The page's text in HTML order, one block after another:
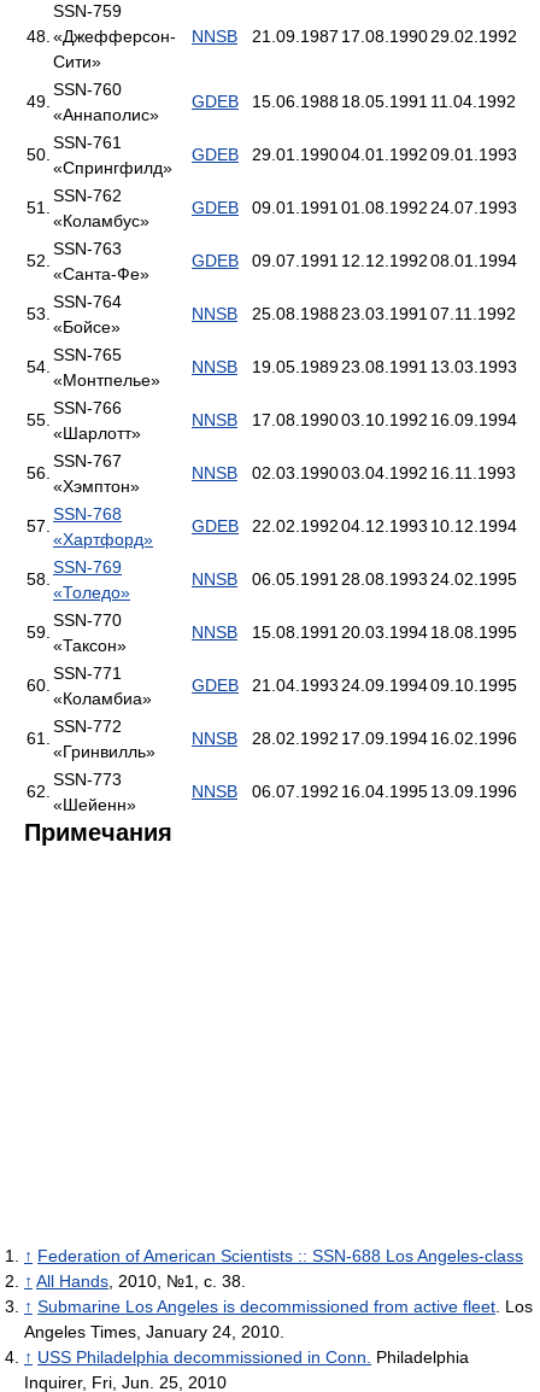
48.
SSN-759
«Джефферсон-
Сити»
NNSB 21.09.1987 17.08.199029.02.1992
49.
SSN-760
«Аннаполис»
GDEB 15.06.198818.05.1991 11.04.1992
50.
SSN-761
«Спрингфилд»
GDEB 29.01.199004.01.199209.01.1993
51.
SSN-762
«Коламбус»
GDEB 09.01.1991 01.08.1992 24.07.1993
52.
SSN-763
«Санта-Фе»
GDEB 09.07.1991 12.12.199208.01.1994
53.
SSN-764
«Бойсе»
NNSB 25.08.198823.03.1991 07.11.1992
54.
SSN-765
«Монтпелье»
NNSB 19.05.198923.08.1991 13.03.1993
55.
SSN-766
«Шарлотт»
NNSB 17.08.199003.10.1992 16.09.1994
56.
SSN-767
«Хэмптон»
NNSB 02.03.199003.04.1992 16.11.1993
57.
SSN-768
«Хартфорд»
GDEB 22.02.199204.12.1993 10.12.1994
58.
SSN-769
«Толедо»
NNSB 06.05.1991 28.08.1993 24.02.1995
59.
SSN-770
«Таксон»
NNSB 15.08.1991 20.03.199418.08.1995
60.
SSN-771
«Коламбиа»
GDEB 21.04.1993 24.09.199409.10.1995
61.
SSN-772
«Гринвилль»
NNSB 28.02.1992 17.09.199416.02.1996
62.
SSN-773
«Шейенн»
NNSB 06.07.1992 16.04.199513.09.1996
Примечания
↑ Federation of American Scientists :: SSN-688 Los Angeles-class
↑ All Hands , 2010, №1, с. 38.
↑ Submarine Los Angeles is decommissioned from active fleet . Los
Angeles Times, January 24, 2010.
↑ USS Philadelphia decommissioned in Conn.
Philadelphia
Inquirer, Fri, Jun. 25, 2010